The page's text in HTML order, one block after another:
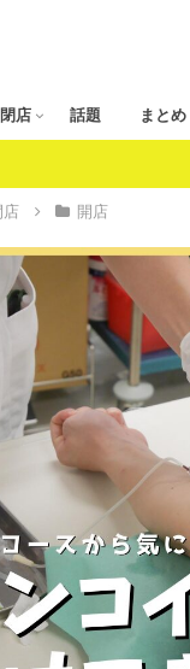
店 話題 まとめ
店 開店